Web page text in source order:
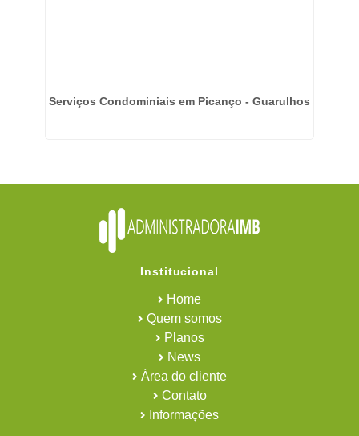
Serviços Condominiais em Picanço - Guarulhos
Institucional
Home
Quem somos
Planos
News
Área do cliente
Contato
Informações